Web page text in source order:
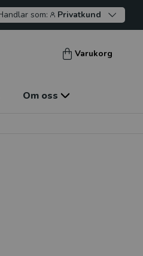
som: Privatkund
Varukorg
Om oss